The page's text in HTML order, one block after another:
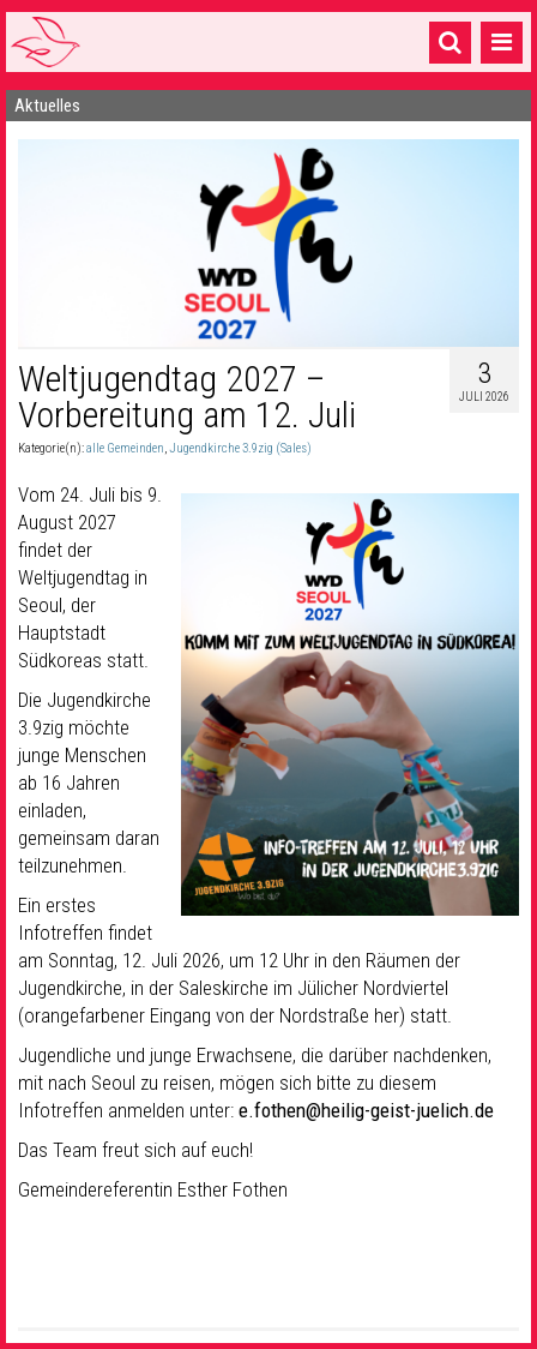
Startseite
16 Gemeinden & mehr
Gottesdienste & Sinnsuche
Sakramente & Feste
Musik& Kultur
Seelsorge & Kontakt
Aktuelles
3
JULI 2026
Weltjugendtag 2027 –
Vorbereitung am 12. Juli
Kategorie(n):alle Gemeinden Jugendkirche 3.9zig (Sales)
Vom 24. Juli bis 9.
August 2027
findet der
Weltjugendtag in
Seoul, der
Hauptstadt
Südkoreas statt.
Die Jugendkirche
3.9zig möchte
junge Menschen
ab 16 Jahren
einladen,
gemeinsam daran
teilzunehmen.
Ein erstes
Infotreffen findet
am Sonntag, 12. Juli 2026, um 12 Uhr in den Räumen der
Jugendkirche, in der Saleskirche im Jülicher Nordviertel
(orangefarbener Eingang von der Nordstraße her) statt.
Jugendliche und junge Erwachsene, die darüber nachdenken,
mit nach Seoul zu reisen, mögen sich bitte zu diesem
Infotreffen anmelden unter: e.fothen@heilig-geist-juelich.de
Das Team freut sich auf euch!
Gemeindereferentin Esther Fothen